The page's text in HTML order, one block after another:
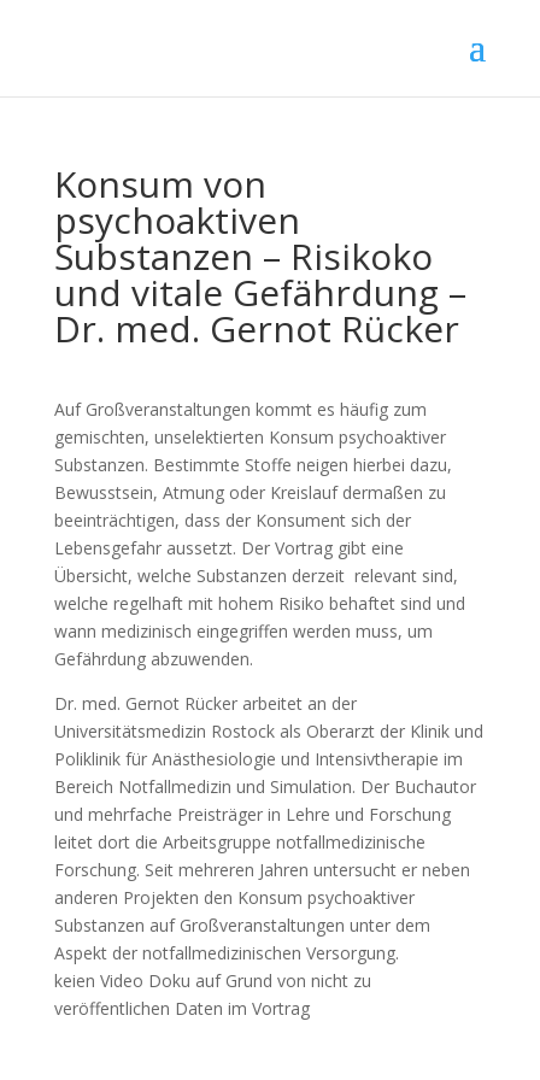
Konsum von
psychoaktiven
Substanzen – Risikoko
und vitale Gefährdung –
Dr. med. Gernot Rücker
Auf Großveranstaltungen kommt es häufig zum
gemischten, unselektierten Konsum psychoaktiver
Substanzen. Bestimmte Stoffe neigen hierbei dazu,
Bewusstsein, Atmung oder Kreislauf dermaßen zu
beeinträchtigen, dass der Konsument sich der
Lebensgefahr aussetzt. Der Vortrag gibt eine
Übersicht, welche Substanzen derzeit relevant sind,
welche regelhaft mit hohem Risiko behaftet sind und
wann medizinisch eingegriffen werden muss, um
Gefährdung abzuwenden.
Dr. med. Gernot Rücker arbeitet an der
Universitätsmedizin Rostock als Oberarzt der Klinik und
Poliklinik für Anästhesiologie und Intensivtherapie im
Bereich Notfallmedizin und Simulation. Der Buchautor
und mehrfache Preisträger in Lehre und Forschung
leitet dort die Arbeitsgruppe notfallmedizinische
Forschung. Seit mehreren Jahren untersucht er neben
anderen Projekten den Konsum psychoaktiver
Substanzen auf Großveranstaltungen unter dem
Aspekt der notfallmedizinischen Versorgung.
keien Video Doku auf Grund von nicht zu
veröffentlichen Daten im Vortrag